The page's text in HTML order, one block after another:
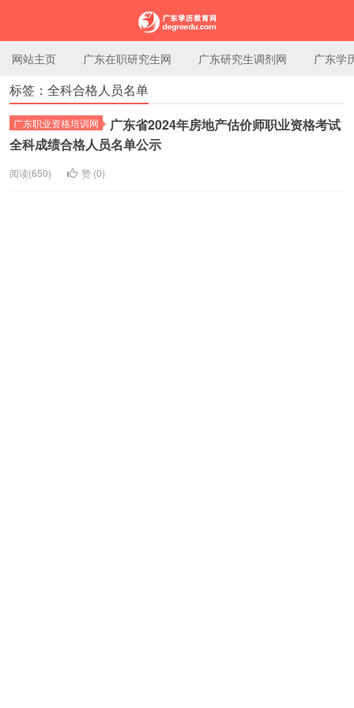
广东学历教育网
网站主页 广东在职研究生网 广东研究生调剂网 广东学
标签：全科合格人员名单
广东职业资格培训网
广东省2024年房地产估价师职业资格考试
全科成绩合格人员名单公示
阅读(650) 赞 (0)